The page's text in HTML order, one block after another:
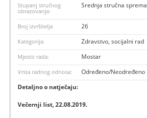
Stupanj stručnog
obrazovanja:
Srednja stručna sprema
Broj izvršitelja 26
Kategorija: Zdravstvo, socijalni rad
Mjesto rada: Mostar
Vrsta radnog odnosa:
Određeno/Neodređeno
Detaljno o natječaju:
Večernji list, 22.08.2019.